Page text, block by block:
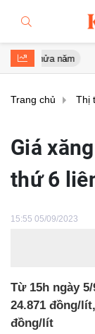
năm Từ
Trang chủ Thị
Giá
thứ 6
15:55 05/09/2023
Từ 15h ngày
24.871 đồng/
đồng/lít